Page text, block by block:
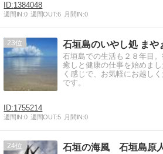
1384048
週間IN:0 週間OUT:6 月間IN:0
23 石垣島のいやし処 まや
石垣島での生活も２８年目
癒しと健康の仕事を始めま
く感じで、お気軽にお越し
です。
1755214
週間IN:0 週間OUT:5 月間IN:0
24 石垣の海風 石垣島原